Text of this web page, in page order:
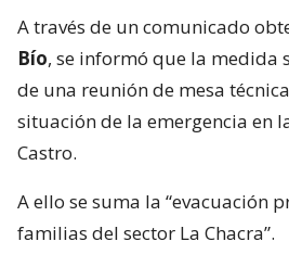
A través de un comunicado
Bío, se informó que la medida
de una reunión de mesa
situación de la emergencia en
Castro.
A ello se suma la “evacuación
familias del sector La Chacra”.